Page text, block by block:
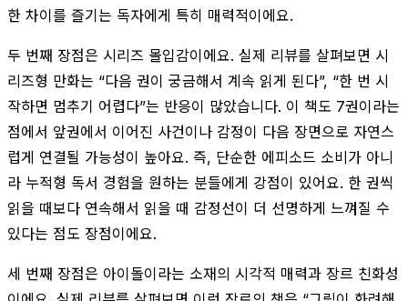
한 차이를 즐기는 독자에게 특히 매력적이에요.
두 번째 장점은 시리즈 몰입감이에요. 실제 리뷰를 살펴보면 시
리즈형 만화는 “다음 권이 궁금해서 계속 읽게 된다”, “한 번 시
작하면 멈추기 어렵다”는 반응이 많았습니다. 이 책도 7권이라는
점에서 앞권에서 이어진 사건이나 감정이 다음 장면으로 자연스
럽게 연결될 가능성이 높아요. 즉, 단순한 에피소드 소비가 아니
라 누적형 독서 경험을 원하는 분들에게 강점이 있어요. 한 권씩
읽을 때보다 연속해서 읽을 때 감정선이 더 선명하게 느껴질 수
있다는 점도 장점이에요.
세 번째 장점은 아이돌이라는 소재의 시각적 매력과 장르 친화성